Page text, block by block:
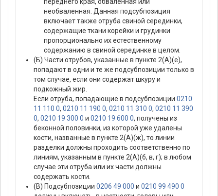
необваленная. Данная подсубпозиция
включает также отруба свиной серединки,
содержащие ткани корейки и грудинки
пропорционально их естественному
содержанию в свиной серединке в целом.
(Б) Части отрубов, указанные в пункте 2(А)(е),
попадают в одни и те же подсубпозиции только в
том случае, если они содержат шкуру и
подкожный жир.
Если отруба, попадающие в подсубпозиции 0210
11 110 0, 0210 11 190 0, 0210 11 310 0, 0210 11 390
0, 0210 19 300 0 и 0210 19 600 0, получены из
беконной половинки, из которой уже удалены
кости, названные в пункте 2(А)(ж), то линии
разделки должны проходить соответственно по
линиям, указанным в пункте 2(А)(б, в, г); в любом
случае эти отруба или их части должны
содержать кости.
(В) Подсубпозиции 0206 49 000 и 0210 99 490 0